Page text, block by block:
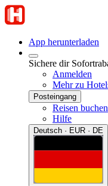
App herunterladen
Sichere dir
Anmelden
Mehr zu
Posteingang
Reisen buchen
Hilfe
Deutsch · EUR · DE